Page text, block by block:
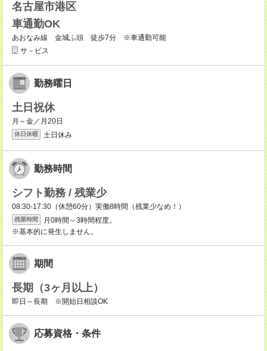
名古屋市港区
車通勤OK
あおなみ線 金城ふ頭 徒歩7分 ※車通勤可能
サ－ビス
勤務曜日
土日祝休
月～金／月20日
休日休暇 土日休み
勤務時間
シフト勤務 / 残業少
08:30-17:30（休憩60分）実働8時間（残業少なめ！）
残業時間
月0時間～3時間程度。
※基本的に発生しません。
期間
長期（3ヶ月以上）
即日～長期 ※開始日相談OK
応募資格・条件